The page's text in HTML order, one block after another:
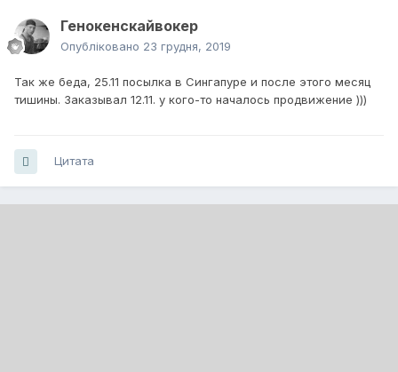
Генокенскайвокер
Опубліковано 23 грудня, 2019
Так же беда, 25.11 посылка в Сингапуре и после этого месяц
тишины. Заказывал 12.11. у кого-то началось продвижение )))
Цитата